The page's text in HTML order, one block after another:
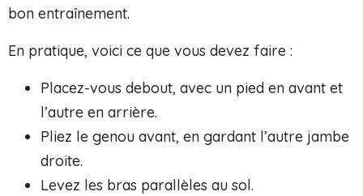
bon entraînement.
En pratique, voici ce que vous devez faire :
Placez-vous debout, avec un pied en avant et
l’autre en arrière.
Pliez le genou avant, en gardant l’autre jambe
droite.
Levez les bras parallèles au sol.